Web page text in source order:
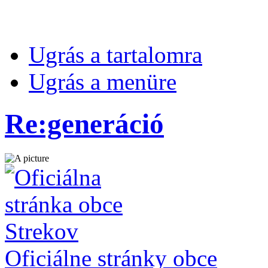
Ugrás a tartalomra
Ugrás a menüre
Re:generáció
Oficiálne stránky obce